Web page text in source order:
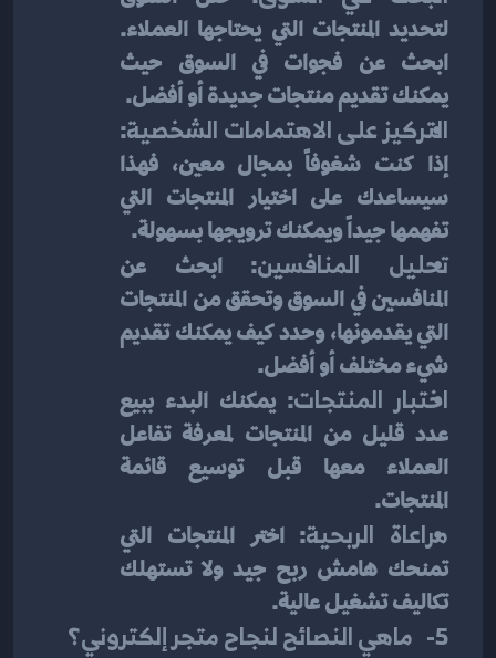
يمكنك تقديم منتجات جديدة أو أفضل.
التركيز على الاهتمامات الشخصية
تفهمها جيداً ويمكنك ترويجها بسهولة.
تحليل المنافسين
شيء مختلف أو أفضل.
اختبار المنتجات : يمكنك البدء ببيع
العملاء معها قبل توسيع قائمة
المنتجات.
مراعاة الربحية
تكاليف تشغيل عالية.
5-   ماهي النصائح لنجاح متجر إلكتروني؟